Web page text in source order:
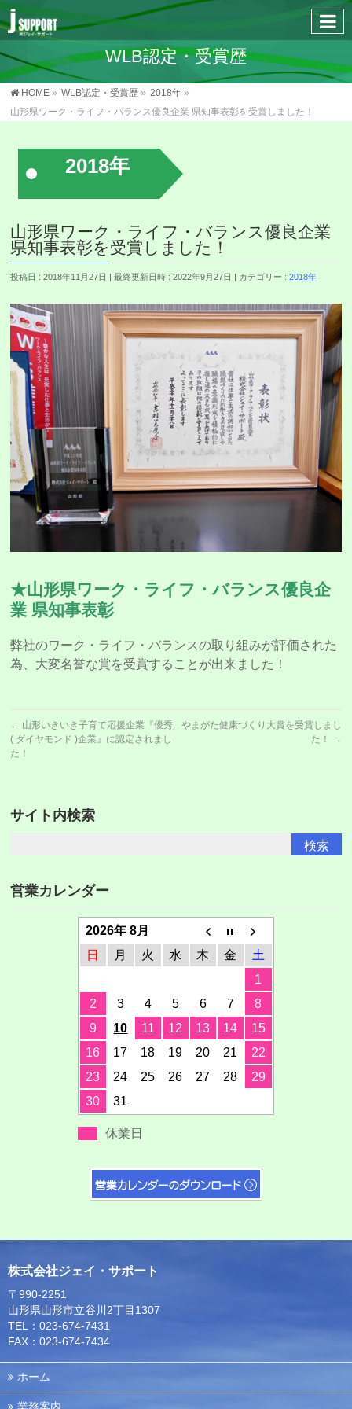
WLB認定・受賞歴
HOME » WLB認定・受賞歴 » 2018年 »
山形県ワーク・ライフ・バランス優良企業 県知事表彰を受賞しました！
2018年
山形県ワーク・ライフ・バランス優良企業
県知事表彰を受賞しました！
投稿日 : 2018年11月27日 最終更新日時 : 2022年9月27日 カテゴリー :2018年
★山形県ワーク・ライフ・バランス優良企
業 県知事表彰
弊社のワーク・ライフ・バランスの取り組みが評価された
為、大変名誉な賞を受賞することが出来ました！
← 山形いきいき子育て応援企業『優秀
( ダイヤモンド )企業』に認定されまし
た！
やまがた健康づくり大賞を受賞しまし
た！
→
サイト内検索
営業カレンダー
2026年 8月
日
月 火 水 木 金
土
1
2
3 4 5 6 7
8
9
10 11 12 13 14
15
16
17 18 19 20 21
22
23
24 25 26 27 28
29
30
31
休業日
株式会社ジェイ・サポート
〒990-2251
山形県山形市立谷川2丁目1307
TEL：023-674-7431
FAX：023-674-7434
ホーム